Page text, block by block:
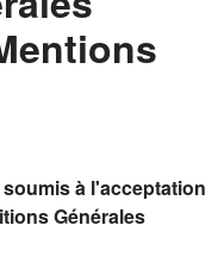
à l'acceptation
Générales